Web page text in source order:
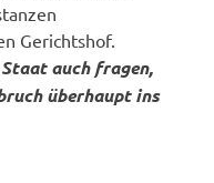
Gerichtshof.
auch fragen,
überhaupt ins